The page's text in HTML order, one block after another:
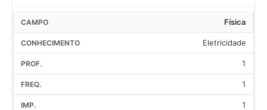
Física
Eletricidade
1
1
1